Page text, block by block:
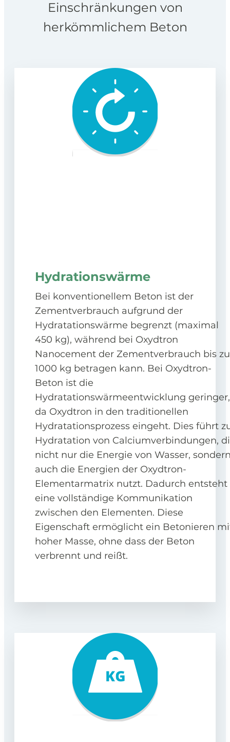
Einschränkungen von
herkömmlichem Beton
Hydrationswärme
Bei konventionellem Beton ist der
Zementverbrauch aufgrund der
Hydratationswärme begrenzt (maximal
450 kg), während bei Oxydtron
Nanocement der Zementverbrauch bis zu
1000 kg betragen kann. Bei Oxydtron-
Beton ist die
Hydratationswärmeentwicklung geringer,
da Oxydtron in den traditionellen
Hydratationsprozess eingeht. Dies führt
Hydratation von Calciumverbindungen,
nicht nur die Energie von Wasser,
auch die Energien der Oxydtron-
Elementarmatrix nutzt. Dadurch entsteht
eine vollständige Kommunikation
zwischen den Elementen. Diese
Eigenschaft ermöglicht ein Betonieren
hoher Masse, ohne dass der Beton
verbrennt und reißt.